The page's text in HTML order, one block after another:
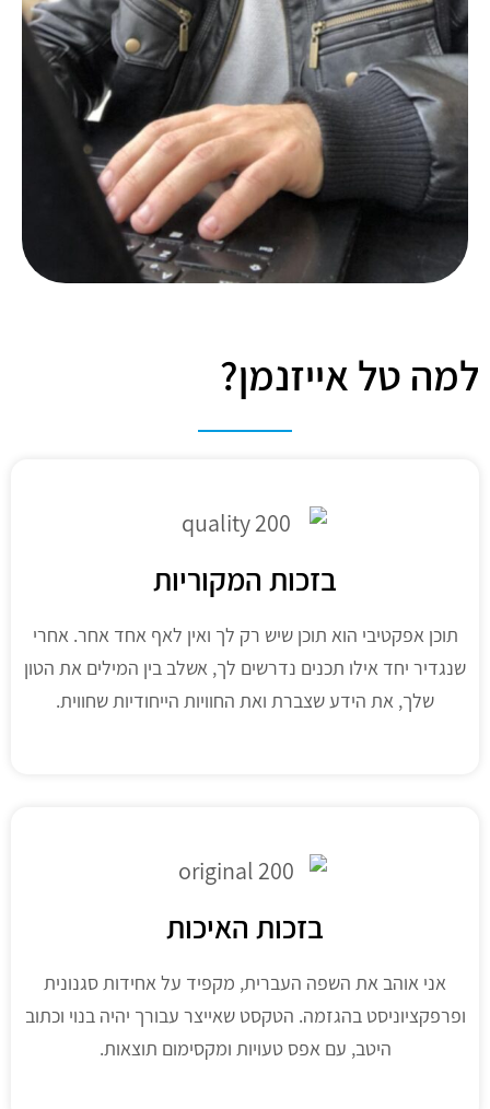
למה טל אייזנמן?
בזכות המקוריות
תוכן אפקטיבי הוא תוכן שיש רק לך ואין לאף אחד אחר. אחרי
שנגדיר יחד אילו תכנים נדרשים לך, אשלב בין המילים את הטון
שלך, את הידע שצברת ואת החוויות הייחודיות שחווית.
בזכות האיכות
אני אוהב את השפה העברית, מקפיד על אחידות סגנונית
ופרפקציוניסט בהגזמה. הטקסט שאייצר עבורך יהיה בנוי וכתוב
היטב, עם אפס טעויות ומקסימום תוצאות.